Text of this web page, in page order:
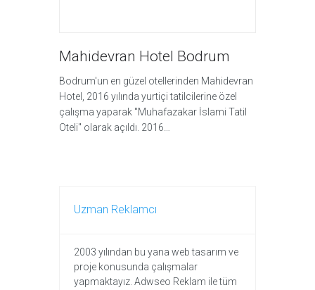
Mahidevran Hotel Bodrum
Bodrum'un en güzel otellerinden Mahidevran
Hotel, 2016 yılında yurtiçi tatilcilerine özel
çalışma yaparak "Muhafazakar İslami Tatil
Oteli" olarak açıldı. 2016…
Uzman Reklamcı
2003 yılından bu yana web tasarım ve
proje konusunda çalışmalar
yapmaktayız. Adwseo Reklam ile tüm